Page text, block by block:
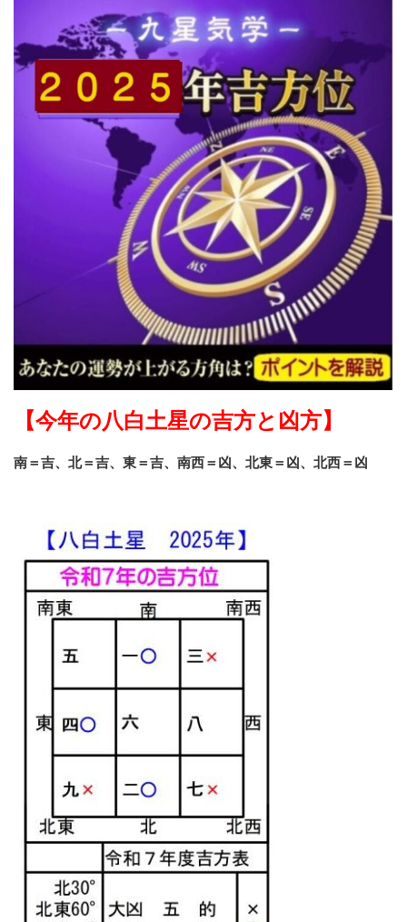
【今年の八白土星の吉方と凶方】
南＝吉、北＝吉、東＝吉、南西＝凶、北東＝凶、北西＝凶